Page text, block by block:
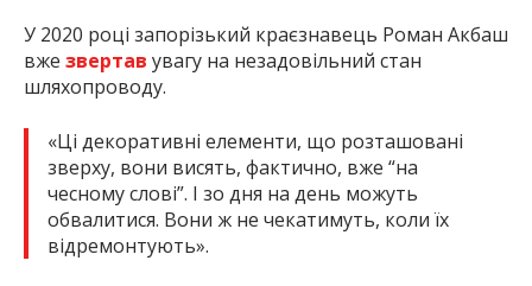
У 2020 році запорізький краєзнавець Роман Акбаш
вже звертав увагу на незадовільний стан
шляхопроводу.
«Ці декоративні елементи, що розташовані
зверху, вони висять, фактично, вже “на
чесному слові”. І зо дня на день можуть
обвалитися. Вони ж не чекатимуть, коли їх
відремонтують».